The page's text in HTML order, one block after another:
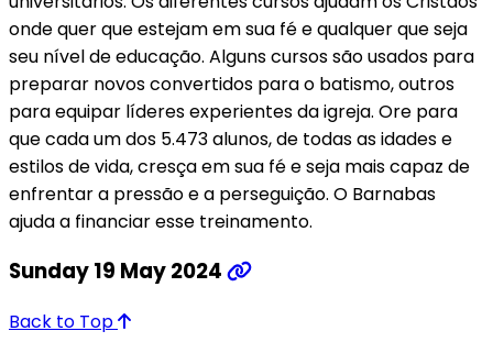
onde quer que estejam em sua fé e qualquer que seja
seu nível de educação. Alguns cursos são usados para
preparar novos convertidos para o batismo, outros
para equipar líderes experientes da igreja. Ore para
que cada um dos 5.473 alunos, de todas as idades e
estilos de vida, cresça em sua fé e seja mais capaz de
enfrentar a pressão e a perseguição. O Barnabas
ajuda a financiar esse treinamento.
Sunday 19 May 2024
Back to Top